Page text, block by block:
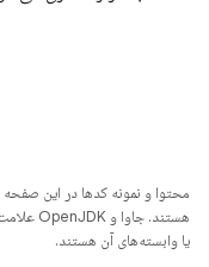
محتوا و نمونه کدها در این
یا وابسته‌های آن هستند.